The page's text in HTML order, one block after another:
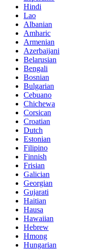
Hindi
Lao
Albanian
Amharic
Armenian
Azerbaijani
Belarusian
Bengali
Bosnian
Bulgarian
Cebuano
Chichewa
Corsican
Croatian
Dutch
Estonian
Filipino
Finnish
Frisian
Galician
Georgian
Gujarati
Haitian
Hausa
Hawaiian
Hebrew
Hmong
Hungarian